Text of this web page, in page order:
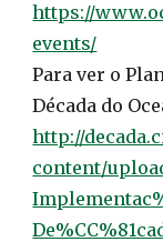
https://
events/
Para ver o
Década do
http://
content/